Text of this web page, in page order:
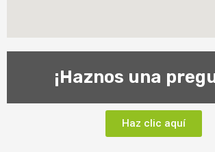
¡Haznos una
Haz clic aquí